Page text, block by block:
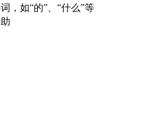
，如“的”、“什么”等